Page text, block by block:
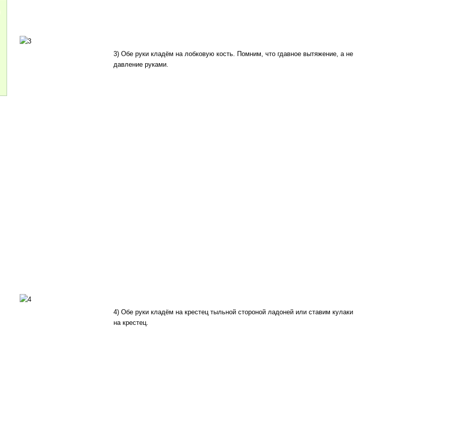
3) Обе руки кладём на лобковую кость. Помним, что гдавное вытяжение, а не
давление руками.
4) Обе руки кладём на крестец тыльной стороной ладоней или ставим кулаки
на крестец.